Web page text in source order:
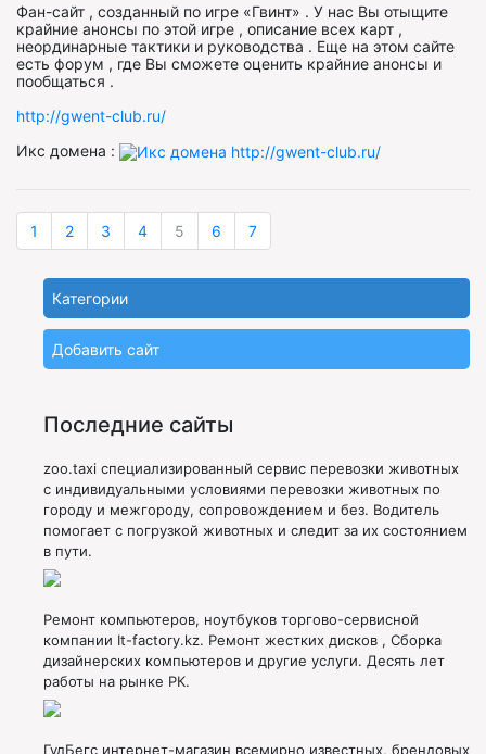
Фан-сайт , созданный по игре «Гвинт» . У нас Вы отыщите
крайние анонсы по этой игре , описание всех карт ,
неординарные тактики и руководства . Еще на этом сайте
есть форум , где Вы сможете оценить крайние анонсы и
пообщаться .
http://gwent-club.ru/
Икс домена :
1 2 3 4 5 6 7
Категории
Добавить сайт
Последние сайты
zoo.taxi специализированный сервис перевозки животных
с индивидуальными условиями перевозки животных по
городу и межгороду, сопровождением и без. Водитель
помогает с погрузкой животных и следит за их состоянием
в пути.
Ремонт компьютеров, ноутбуков торгово-сервисной
компании It-factory.kz. Ремонт жестких дисков , Сборка
дизайнерских компьютеров и другие услуги. Десять лет
работы на рынке РК.
ГудБегс интернет-магазин всемирно известных, брендовых